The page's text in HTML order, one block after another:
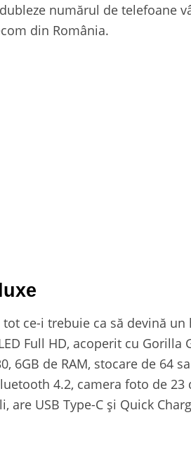
numărul de telefoane
din România.
ce-i trebuie ca să devină un
Full HD, acoperit cu Gorilla
6GB de RAM, stocare de 64
4.2, camera foto de 23
are USB Type-C și Quick